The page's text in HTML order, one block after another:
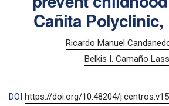
Cañita Polyclinic,
Ricardo Manuel
Belkis I. Camaño
DOI https://doi.org/10.48204/